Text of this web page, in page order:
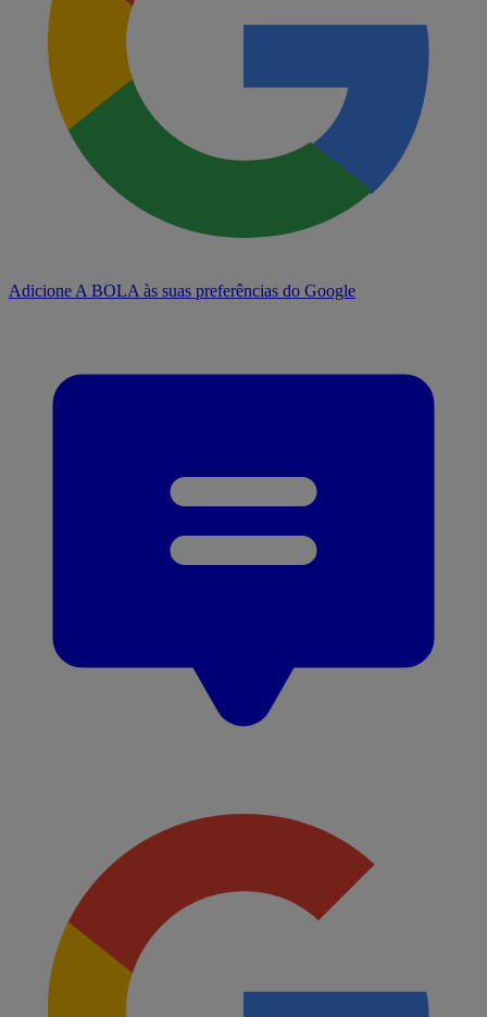
Adicione A BOLA às suas preferências do Google